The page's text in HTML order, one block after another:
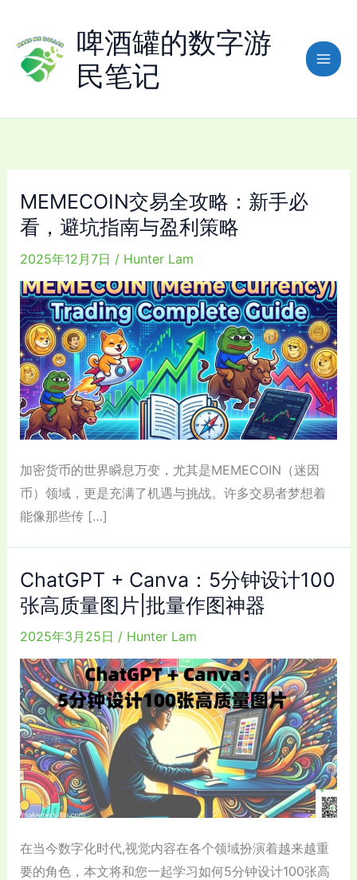
啤酒罐的数字游
民笔记
MEMECOIN交易全攻略：新手必
看，避坑指南与盈利策略
2025年12月7日 / Hunter Lam
加密货币的世界瞬息万变，尤其是MEMECOIN（迷因
币）领域，更是充满了机遇与挑战。许多交易者梦想着
能像那些传 […]
ChatGPT + Canva：5分钟设计100
张高质量图片|批量作图神器
2025年3月25日 / Hunter Lam
在当今数字化时代,视觉内容在各个领域扮演着越来越重
要的角色，本文将和您一起学习如何5分钟设计100张高